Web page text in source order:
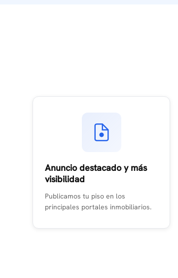
Anuncio destacado y más
visibilidad
Publicamos tu piso en los
principales portales inmobiliarios.